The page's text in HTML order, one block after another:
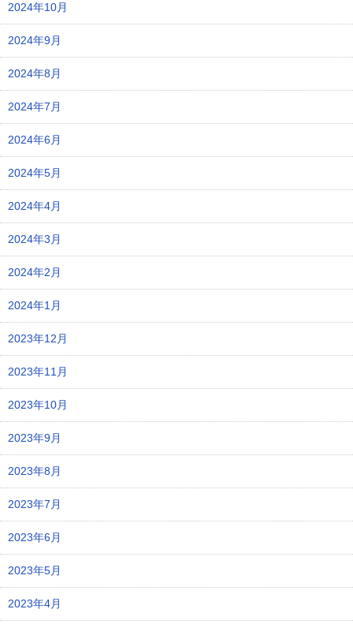
2024年10月
2024年9月
2024年8月
2024年7月
2024年6月
2024年5月
2024年4月
2024年3月
2024年2月
2024年1月
2023年12月
2023年11月
2023年10月
2023年9月
2023年8月
2023年7月
2023年6月
2023年5月
2023年4月